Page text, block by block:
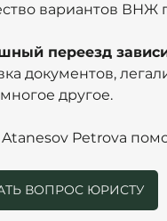
вариантов ВНЖ
переезд
документов,
другое.
Petrova
ВОПРОС ЮРИСТУ